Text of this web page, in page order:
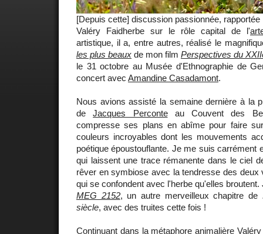
[Depuis cette] discussion passionnée,
Valéry Faidherbe sur le rôle capital de l'
artistique, il a, entre autres, réalisé le
les plus beaux de mon film Perspectives du
le 31 octobre au Musée d'Ethnographie de
concert avec Amandine Casadamont.
Nous avions assisté la semaine dernière à la
deJacques Perconteau Couvent des
compresse ses plans en abîme pour faire
couleurs incroyables dont les mouvements
poétique époustouflante. Je me suis carrément
qui laissent une trace rémanente dans le ciel
rêver en symbiose avec la tendresse des deux
qui se confondent avec l'herbe qu'elles
MEG 2152, un autre merveilleux chapitre de
siècle, avec des truites cette fois !
Continuant dans la métaphore animalière